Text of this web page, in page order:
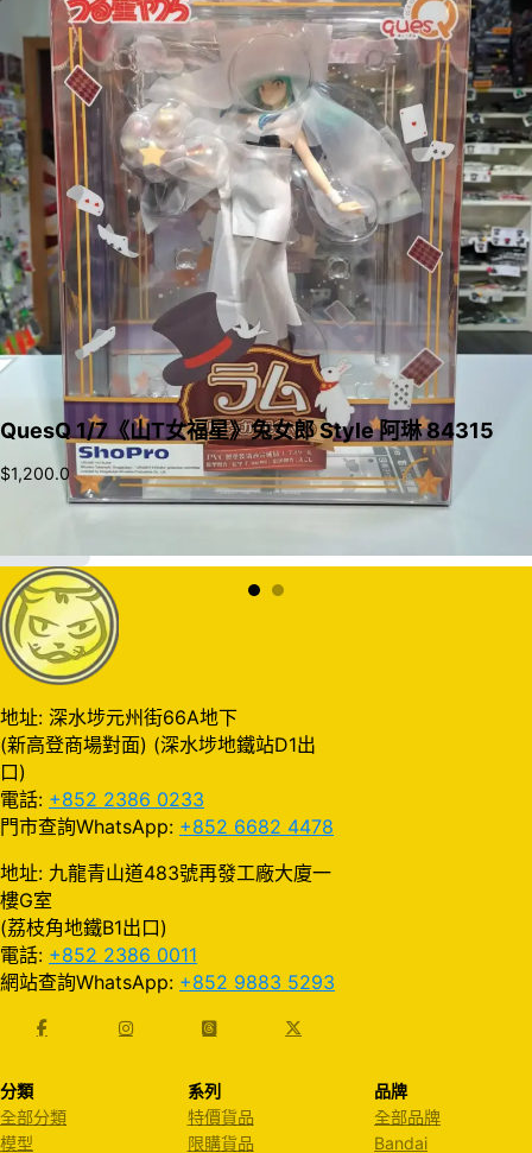
QuesQ 1/7《山T女福星》兔女郎 Style 阿琳 84315
$1,200.0
地址: 深水埗元州街66A地下
(新高登商場對面) (深水埗地鐵站D1出
口)
電話: +852 2386 0233
門市查詢WhatsApp: +852 6682 4478
地址: 九龍青山道483號再發工廠大廈一
樓G室
(荔枝角地鐵B1出口)
電話: +852 2386 0011
網站查詢WhatsApp: +852 9883 5293
分類
全部分類
模型
系列
特價貨品
限購貨品
品牌
全部品牌
Bandai